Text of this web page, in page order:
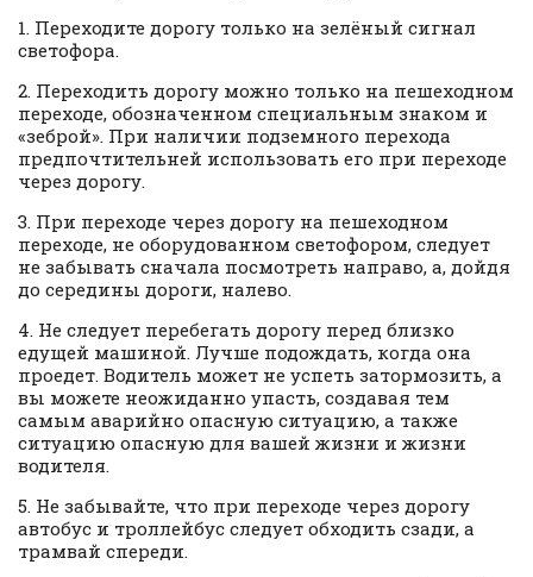
1. Переходите дорогу только на зелёный сигнал
светофора.
2. Переходить дорогу можно только на пешеходном
переходе, обозначенном специальным знаком и
«зеброй». При наличии подземного перехода
предпочтительней использовать его при переходе
через дорогу.
3. При переходе через дорогу на пешеходном
переходе, не оборудованном светофором, следует
не забывать сначала посмотреть направо, а, дойдя
до середины дороги, налево.
4. Не следует перебегать дорогу перед близко
едущей машиной. Лучше подождать, когда она
проедет. Водитель может не успеть затормозить, а
вы можете неожиданно упасть, создавая тем
самым аварийно опасную ситуацию, а также
ситуацию опасную для вашей жизни и жизни
водителя.
5. Не забывайте, что при переходе через дорогу
автобус и троллейбус следует обходить сзади, а
трамвай спереди.